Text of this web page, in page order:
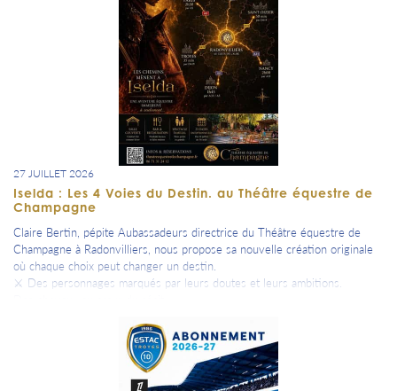
27 JUILLET 2026
Iselda : Les 4 Voies du Destin. au Théâtre équestre de
Champagne
Claire Bertin, pépite Aubassadeurs directrice du Théâtre équestre de
Champagne à Radonvilliers, nous propose sa nouvelle création originale
où chaque choix peut changer un destin.
⚔ Des personnages marqués par leurs doutes et leurs ambitions.
✨ Une aventure immersive à vivre en famille ou entre amis.
Du 16 juillet au 16 août ( programmation, horaires et billetterie sur leur